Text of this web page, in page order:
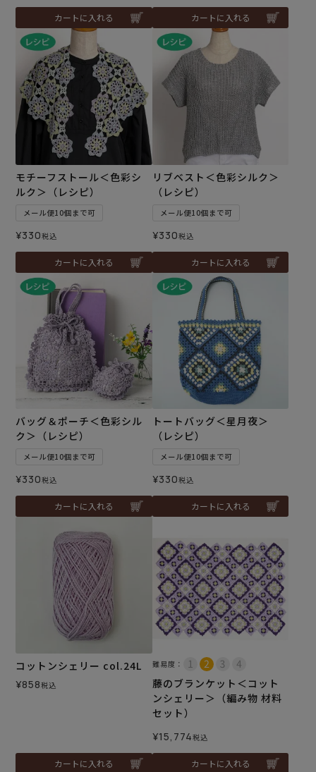
カートに入れる カートに入れる
モチーフストール＜色彩シ
ルク＞（レシピ）
メール便10個まで可
¥330税込
カートに入れる
リブベスト＜色彩シルク＞
（レシピ）
メール便10個まで可
¥330税込
カートに入れる
バッグ＆ポーチ＜色彩シル
ク＞（レシピ）
メール便10個まで可
¥330税込
カートに入れる
トートバッグ＜星月夜＞
（レシピ）
メール便10個まで可
¥330税込
カートに入れる
コットンシェリー col.24L
¥858税込
カートに入れる
難易度：
藤のブランケット＜コット
ンシェリー＞（編み物 材料
セット）
¥15,774税込
カートに入れる